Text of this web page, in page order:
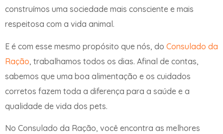
construímos uma sociedade mais consciente e mais
respeitosa com a vida animal.
E é com esse mesmo propósito que nós, do Consulado da
Ração, trabalhamos todos os dias. Afinal de contas,
sabemos que uma boa alimentação e os cuidados
corretos fazem toda a diferença para a saúde e a
qualidade de vida dos pets.
No Consulado da Ração, você encontra as melhores